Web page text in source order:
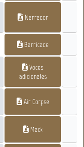
Narrador
Barricade
Voces
adicionales
Air Corpse
Mack